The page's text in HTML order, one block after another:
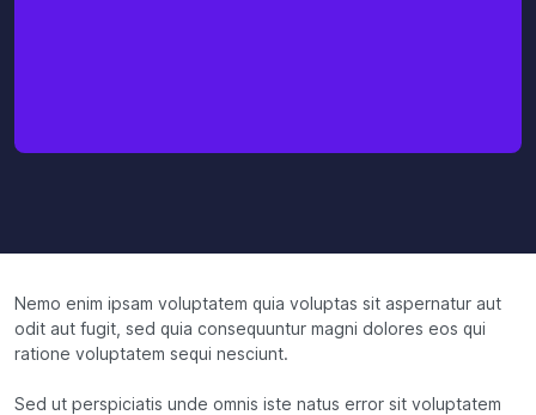
Nemo enim ipsam voluptatem quia voluptas sit aspernatur aut
odit aut fugit, sed quia consequuntur magni dolores eos qui
ratione voluptatem sequi nesciunt.
Sed ut perspiciatis unde omnis iste natus error sit voluptatem